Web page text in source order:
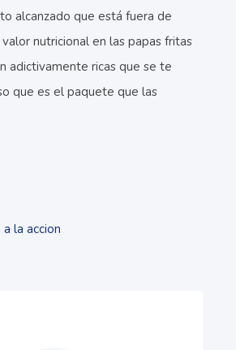
alcanzado que está fuera de
nutricional en las papas fritas
adictivamente ricas que se te
que es el paquete que las